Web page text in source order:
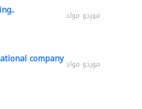
موردو مواد
companyموردو مواد